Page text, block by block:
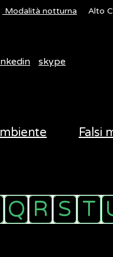
Modalità notturna Alto
skype
Falsi